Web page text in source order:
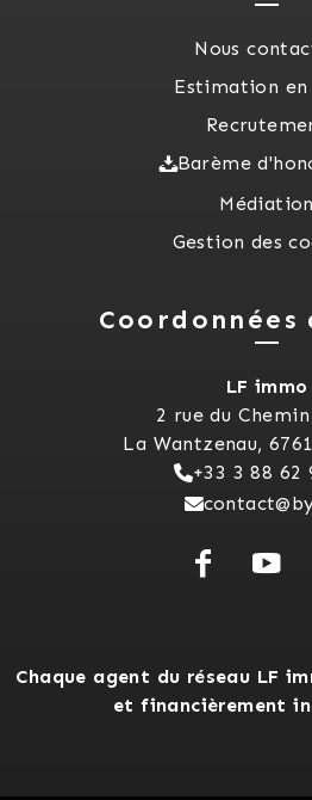
Nous
Estimation en
Barème
Médiation
Gestion des
Coordonnées
LF immo
2 rue du
La Wantzenau,
+33 3 88 62
Chaque agent du réseau LF
et financièrement